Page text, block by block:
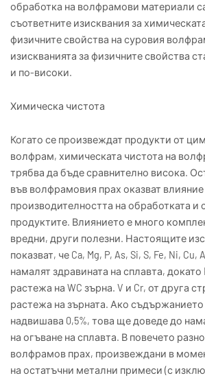
обработка на волфрамови материали
съответните изисквания за
физичните свойства на суровия
изискванията за физичните свойства
и по-високи.
Химическа чистота
Когато се произвеждат продукти от
волфрам, химическата чистота на
трябва да бъде сравнително висока.
във волфрамовия прах оказват
производителността на обработката и
продуктите. Влиянието е много
вредни, други полезни. Настоящите
показват, че Ca, Mg, P, As, Si, S, Fe, Ni, Cu,
намалят здравината на сплавта, докато
растежа на WC зърна. V и Cr, от друга
растежа на зърната. Ако съдържанието
надвишава 0,5%, това ще доведе до
на огъване на сплавта. В повечето
волфрамов прах, произвеждани в
на остатъчни метални примеси (с